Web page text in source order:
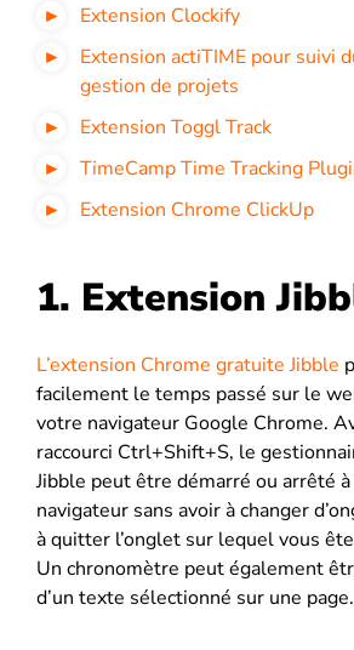
Extension Clockify
Extension actiTIME pour suivi
gestion de projets
Extension Toggl Track
TimeCamp Time Tracking
Extension Chrome ClickUp
1. Extension
L’extension Chrome gratuite Jibble
facilement le temps passé sur le
votre navigateur Google Chrome.
raccourci Ctrl+Shift+S, le
Jibble peut être démarré ou arrêté
navigateur sans avoir à changer
à quitter l’onglet sur lequel vous
Un chronomètre peut également
d’un texte sélectionné sur une page.